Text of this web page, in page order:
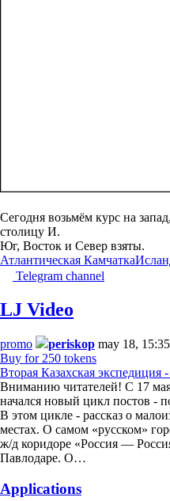
Сегодня возьмём курс на
столицу И.
Юг, Восток и Север взяты.
Атлантическая Камчатка
Telegram channel
LJ Video
promo periskop may 18, 15:35
Buy for 250 tokens
Вторая Казахская экспедиция
Вниманию читателей! С 17
начался новый цикл постов -
В этом цикле - рассказ о
местах. О самом «русском»
ж/д коридоре «Россия —
Павлодаре. О…
Applications